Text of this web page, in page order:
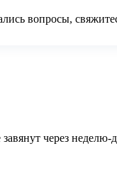
вопросы,
через